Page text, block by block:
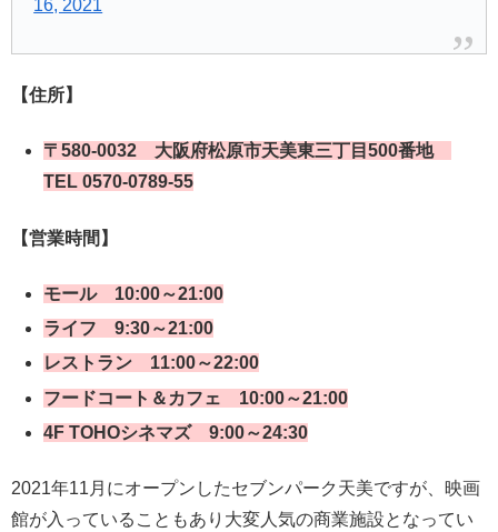
16, 2021
【住所】
〒580-0032 大阪府松原市天美東三丁目500番地
TEL 0570-0789-55
【営業時間】
モール 10:00～21:00
ライフ 9:30～21:00
レストラン 11:00～22:00
フードコート＆カフェ 10:00～21:00
4F TOHOシネマズ 9:00～24:30
2021年11月にオープンしたセブンパーク天美ですが、映画
館が入っていることもあり大変人気の商業施設となってい